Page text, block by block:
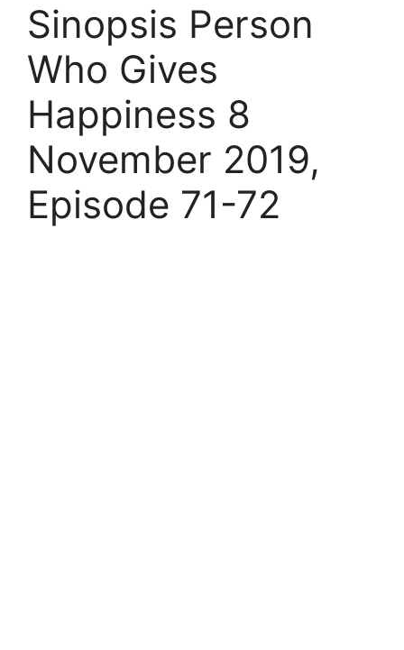
Sinopsis Person
Who Gives
Happiness 8
November 2019,
Episode 71-72